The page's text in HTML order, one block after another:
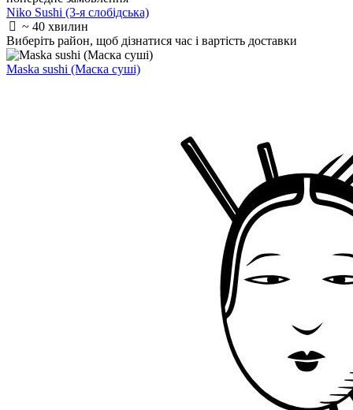
Niko Sushi (3-я слобідська)
~ 40 хвилин
Виберіть район, щоб дізнатися час і вартість доставки
Maska sushi (Маска суші)